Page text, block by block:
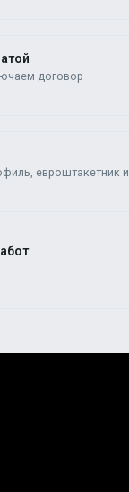
договор
евроштакетник и